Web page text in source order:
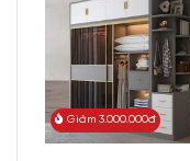
Giảm 3.000.000đ